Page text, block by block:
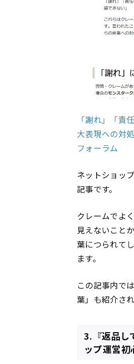
「謝れ」「責
大表現への対
フォーラム
ネットショッ
記事です。
クレームでよ
見えないこと
葉につられて
ます。
この記事内で
葉」も紹介さ
3.『返品し
ップ運営